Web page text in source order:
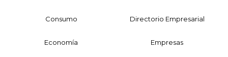
Consumo Directorio Empresarial
Economía Empresas